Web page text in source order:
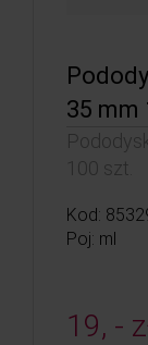
35 mm
100 szt.
Kod:
Poj: ml
19, -